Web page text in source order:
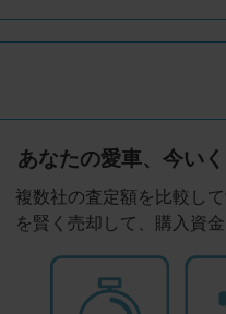
あなたの愛車、今いく
複数社の査定額を比較し
を賢く売却して、購入資